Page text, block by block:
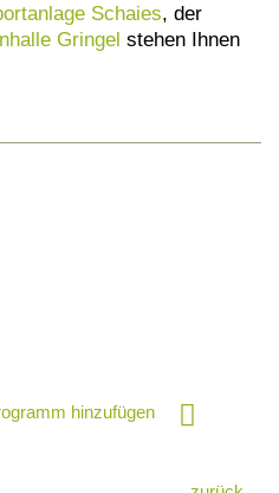
Schaies, der
Gringel stehen Ihnen
hinzufügen